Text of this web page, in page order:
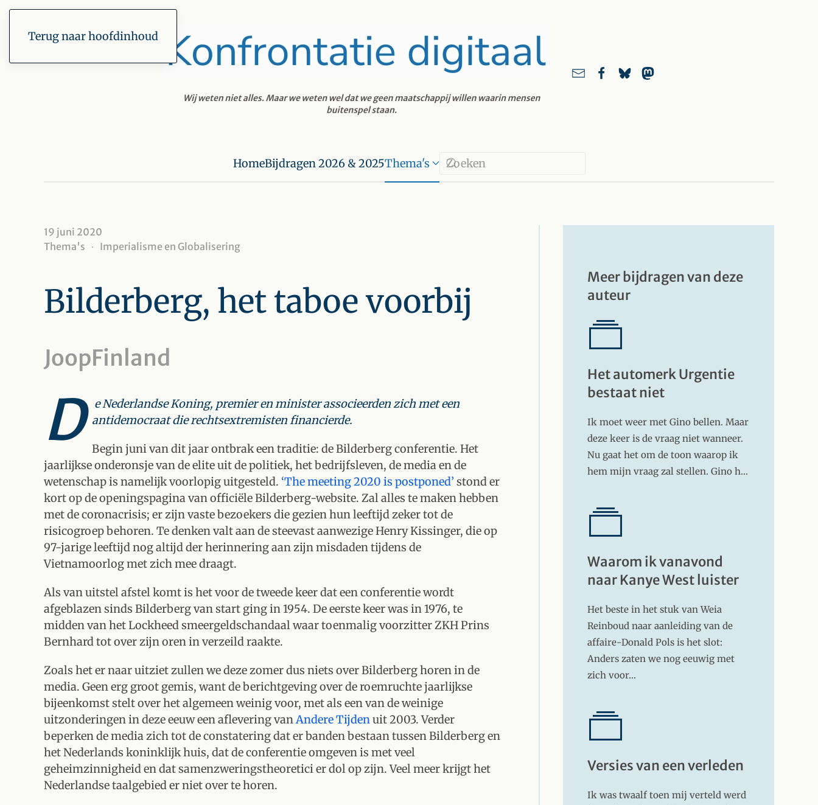
Terug naar hoofdinhoud
HomeBijdragen 2026 & 2025Thema's
19 juni 2020
Thema's
Imperialisme en Globalisering
Bilderberg, het taboe voorbij
JoopFinland
D
e Nederlandse Koning, premier en minister associeerden zich met een
antidemocraat die rechtsextremisten financierde.
Begin juni van dit jaar ontbrak een traditie: de Bilderberg conferentie. Het
jaarlijkse onderonsje van de elite uit de politiek, het bedrijfsleven, de media en de
wetenschap is namelijk voorlopig uitgesteld. ‘The meeting 2020 is postponed’ stond er
kort op de openingspagina van officiële Bilderberg-website. Zal alles te maken hebben
met de coronacrisis; er zijn vaste bezoekers die gezien hun leeftijd zeker tot de
risicogroep behoren. Te denken valt aan de steevast aanwezige Henry Kissinger, die op
97-jarige leeftijd nog altijd der herinnering aan zijn misdaden tijdens de
Vietnamoorlog met zich mee draagt.
Als van uitstel afstel komt is het voor de tweede keer dat een conferentie wordt
afgeblazen sinds Bilderberg van start ging in 1954. De eerste keer was in 1976, te
midden van het Lockheed smeergeldschandaal waar toenmalig voorzitter ZKH Prins
Bernhard tot over zijn oren in verzeild raakte.
Zoals het er naar uitziet zullen we deze zomer dus niets over Bilderberg horen in de
media. Geen erg groot gemis, want de berichtgeving over de roemruchte jaarlijkse
bijeenkomst stelt over het algemeen weinig voor, met als een van de weinige
uitzonderingen in deze eeuw een aflevering vanAndere Tijdenuit 2003. Verder
beperken de media zich tot de constatering dat er banden bestaan tussen Bilderberg en
het Nederlands koninklijk huis, dat de conferentie omgeven is met veel
geheimzinnigheid en dat samenzweringstheoretici er dol op zijn. Veel meer krijgt het
Nederlandse taalgebied er niet over te horen.
Meer bijdragen van deze
auteur
Het automerk Urgentie
bestaat niet
Ik moet weer met Gino bellen. Maar
deze keer is de vraag niet wanneer.
Nu gaat het om de toon waarop ik
hem mijn vraag zal stellen. Gino h…
Waarom ik vanavond
naar Kanye West luister
Het beste in het stuk van Weia
Reinboud naar aanleiding van de
affaire-Donald Pols is het slot:
Anders zaten we nog eeuwig met
zich voor…
Versies van een verleden
Ik was twaalf toen mij verteld werd